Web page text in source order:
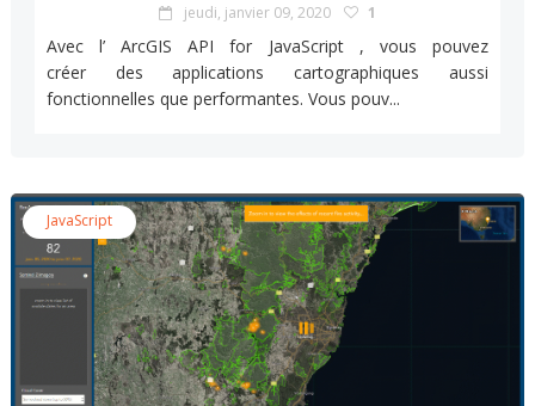
jeudi, janvier 09, 2020 1
Avec l’ ArcGIS API for JavaScript , vous pouvez
créer des applications cartographiques aussi
fonctionnelles que performantes. Vous pouv...
JavaScript